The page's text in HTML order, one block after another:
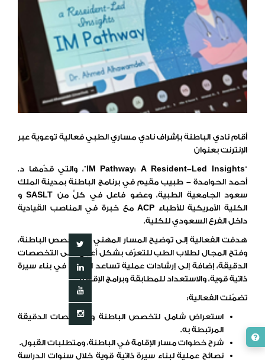
أقام نادي الباطنة بإشراف نادي مساري الطبي فعالية توعوية عبر
الإنترنت بعنوان
“IM Pathway: A Resident-Led Insights” ، والتي قدّمها د.
أحمد الحوامدة – طبيب مقيم في برنامج الباطنة بمدينة الملك
سعود الجامعية الطبية، وعضو فاعل في كلٍّ من SASLT و
الكلية الأمريكية للأطباء مع خبرة في المناصب القيادية
داخل الفرع السعودي للكلية.
هدفت الفعالية إلى توضيح المسار المهني في تخصص الباطنة،
وفتح المجال لطلاب الطب للتعرّف بشكل أعمق على التخصصات
الدقيقة، إضافة إلى إرشادات عملية تساعد الطلبة في بناء سيرة
ذاتية قوية، والاستعداد للمطابقة وبرامج الإقامة.
تضمّنت الفعالية:
استعراض شامل لتخصص الباطنة والتخصصات الدقيقة
المرتبطة به.
شرح خطوات مسار الإقامة في الباطنة، ومتطلبات القبول.
نصائح عملية لبناء سيرة ذاتية قوية خلال سنوات الدراسة